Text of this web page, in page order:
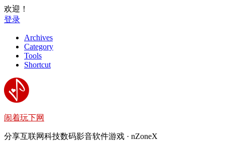
欢迎！
登录
Archives
Category
Tools
Shortcut
闹着玩下网
分享互联网科技数码影音软件游戏 · nZoneX